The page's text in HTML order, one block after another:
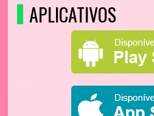
APLICATIVOS